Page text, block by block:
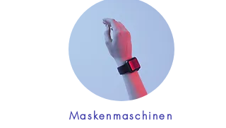
Maskenmaschinen